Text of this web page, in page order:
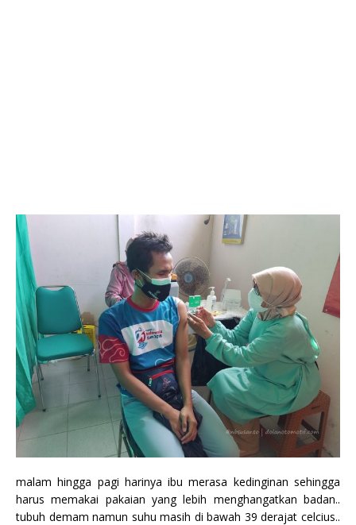
malam hingga pagi harinya ibu merasa kedinginan sehingga
harus memakai pakaian yang lebih menghangatkan badan..
tubuh demam namun suhu masih di bawah 39 derajat celcius..